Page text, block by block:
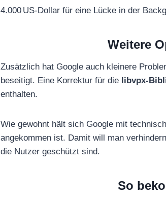
4.000 US-Dollar für eine Lücke in der
Weitere
Zusätzlich hat Google auch kleinere
beseitigt. Eine Korrektur für die libvpx-
enthalten.
Wie gewohnt hält sich Google mit
angekommen ist. Damit will man
die Nutzer geschützt sind.
So